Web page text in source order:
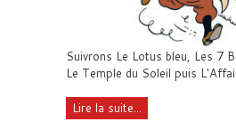
Suivrons Le Lotus bleu, Les 7
Le Temple du Soleil puis
Lire la suite...